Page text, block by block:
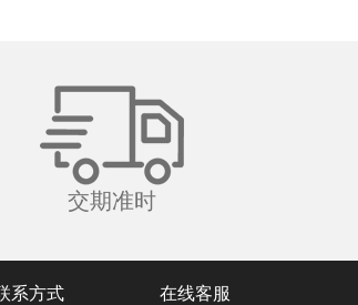
交期准时
系方式 在线客服